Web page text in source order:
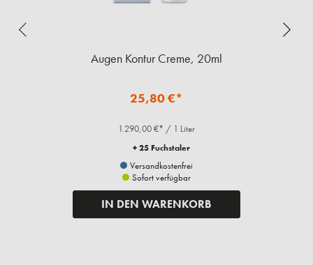
Augen Kontur Creme, 20ml
25,80 €*
1.290,00 €* / 1 Liter
+ 25 Fuchstaler
Versandkostenfrei
Sofort verfügbar
IN DEN WARENKORB